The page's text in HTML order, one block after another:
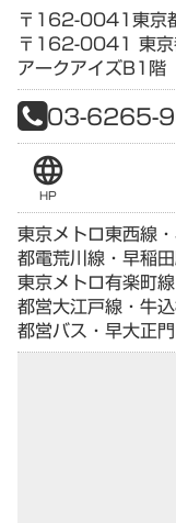
〒162-0041東京
〒162-0041 東京
アークアイズB1階
03-6265-
language
HP
東京メトロ東西線
都電荒川線・早稲
東京メトロ有楽町
都営大江戸線・牛
都営バス・早大正